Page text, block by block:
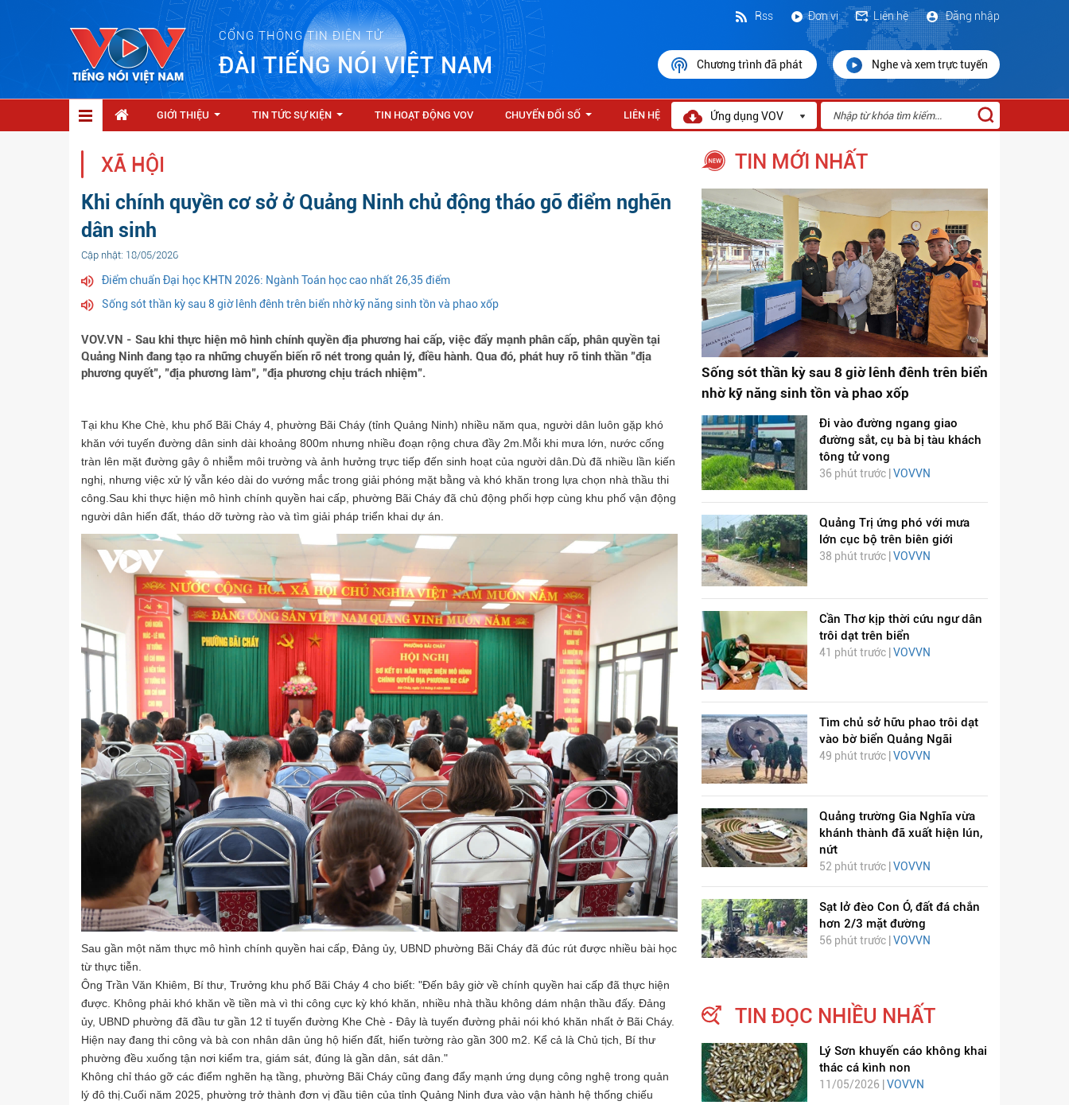
CỔNG THÔNG TIN ĐIỆN TỬ
ĐÀI TIẾNG NÓI VIỆT NAM
Đăng nhập
Liên hệ
Đơn vị
Rss
Chương trình đã phát Nghe và xem trực tuyến
GIỚI THIỆU TIN TỨC SỰ KIỆN TIN HOẠT ĐỘNG VOV CHUYỂN ĐỔI SỐ LIÊN HỆ Ứng dụng VOV
XÃ HỘI
Khi chính quyền cơ sở ở Quảng Ninh chủ động tháo gỡ điểm nghẽn
dân sinh
Cập nhật: 18/05/2026
Điểm chuẩn Đại học KHTN 2026: Ngành Toán học cao nhất 26,35 điểm
Sống sót thần kỳ sau 8 giờ lênh đênh trên biển nhờ kỹ năng sinh tồn và phao xốp
VOV.VN - Sau khi thực hiện mô hình chính quyền địa phương hai cấp, việc đẩy mạnh phân cấp, phân quyền tại
Quảng Ninh đang tạo ra những chuyển biến rõ nét trong quản lý, điều hành. Qua đó, phát huy rõ tinh thần "địa
phương quyết", "địa phương làm", "địa phương chịu trách nhiệm".
Tại khu Khe Chè, khu phố Bãi Cháy 4, phường Bãi Cháy (tỉnh Quảng Ninh) nhiều năm qua, người dân luôn gặp khó
khăn với tuyến đường dân sinh dài khoảng 800m nhưng nhiều đoạn rộng chưa đầy 2m.Mỗi khi mưa lớn, nước cống
tràn lên mặt đường gây ô nhiễm môi trường và ảnh hưởng trực tiếp đến sinh hoạt của người dân.Dù đã nhiều lần kiến
nghị, nhưng việc xử lý vẫn kéo dài do vướng mắc trong giải phóng mặt bằng và khó khăn trong lựa chọn nhà thầu thi
công.Sau khi thực hiện mô hình chính quyền hai cấp, phường Bãi Cháy đã chủ động phối hợp cùng khu phố vận động
người dân hiến đất, tháo dỡ tường rào và tìm giải pháp triển khai dự án.
Sau gần một năm thực mô hình chính quyền hai cấp, Đảng ủy, UBND phường Bãi Cháy đã đúc rút được nhiều bài học
từ thực tiễn.
Ông Trần Văn Khiêm, Bí thư, Trưởng khu phố Bãi Cháy 4 cho biết: "Đến bây giờ về chính quyền hai cấp đã thực hiện
được. Không phải khó khăn về tiền mà vì thi công cực kỳ khó khăn, nhiều nhà thầu không dám nhận thầu đấy. Đảng
ủy, UBND phường đã đầu tư gần 12 tỉ tuyến đường Khe Chè - Đây là tuyến đường phải nói khó khăn nhất ở Bãi Cháy.
Hiện nay đang thi công và bà con nhân dân ủng hộ hiến đất, hiến tường rào gần 300 m2. Kể cả là Chủ tịch, Bí thư
phường đều xuống tận nơi kiểm tra, giám sát, đúng là gần dân, sát dân."
Không chỉ tháo gỡ các điểm nghẽn hạ tầng, phường Bãi Cháy cũng đang đẩy mạnh ứng dụng công nghệ trong quản
lý đô thị.Cuối năm 2025, phường trở thành đơn vị đầu tiên của tỉnh Quảng Ninh đưa vào vận hành hệ thống chiếu
TIN MỚI NHẤT
Sống sót thần kỳ sau 8 giờ lênh đênh trên biển
nhờ kỹ năng sinh tồn và phao xốp
Đi vào đường ngang giao
đường sắt, cụ bà bị tàu khách
tông tử vong
36 phút trước | VOVVN
Quảng Trị ứng phó với mưa
lớn cục bộ trên biên giới
38 phút trước | VOVVN
Cần Thơ kịp thời cứu ngư dân
trôi dạt trên biển
41 phút trước | VOVVN
Tìm chủ sở hữu phao trôi dạt
vào bờ biển Quảng Ngãi
49 phút trước | VOVVN
Quảng trường Gia Nghĩa vừa
khánh thành đã xuất hiện lún,
nứt
52 phút trước |VOVVN
Sạt lở đèo Con Ó, đất đá chắn
hơn 2/3 mặt đường
56 phút trước |VOVVN
TIN ĐỌC NHIỀU NHẤT
Lý Sơn khuyến cáo không khai
thác cá kình non
11/05/2026 | VOVVN